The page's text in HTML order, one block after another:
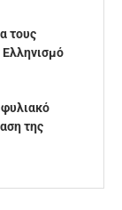
τους
της